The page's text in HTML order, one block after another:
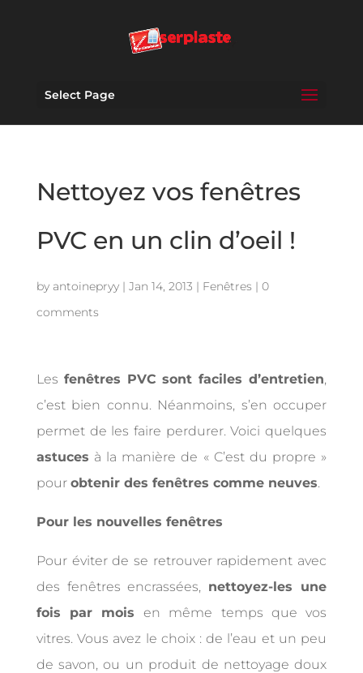
Select Page
Nettoyez vos fenêtres
PVC en un clin d’oeil !
by antoinepryy| Jan 14, 2013 | Fenêtres | 0
comments
Les fenêtres PVC sont faciles d’entretien,
c’est bien connu. Néanmoins, s’en occuper
permet de les faire perdurer. Voici quelques
astuces à la manière de « C’est du propre »
pour obtenir des fenêtres comme neuves.
Pour les nouvelles fenêtres
Pour éviter de se retrouver rapidement avec
des fenêtres encrassées, nettoyez-les une
fois par mois en même temps que vos
vitres. Vous avez le choix : de l’eau et un peu
de savon, ou un produit de nettoyage doux